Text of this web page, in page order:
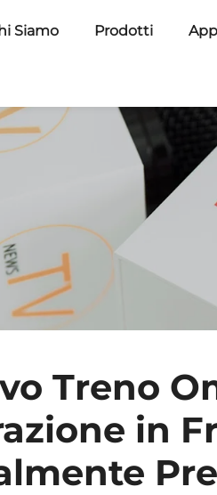
Siamo Prodotti
Treno
in